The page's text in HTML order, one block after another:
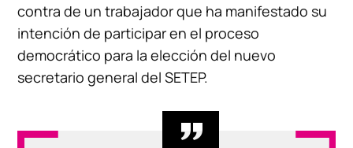
contra de un trabajador que ha manifestado su
intención de participar en el proceso
democrático para la elección del nuevo
secretario general del SETEP.